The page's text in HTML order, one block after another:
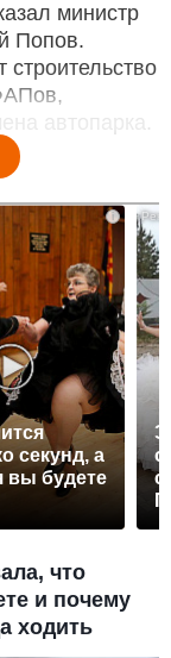
министр
Попов.
автопарка.
i
секунд, а
вы будете
что
и почему
ходить